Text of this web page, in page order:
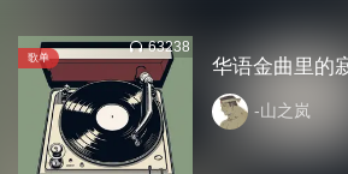
歌单
63238
华语金曲里的
-山之岚